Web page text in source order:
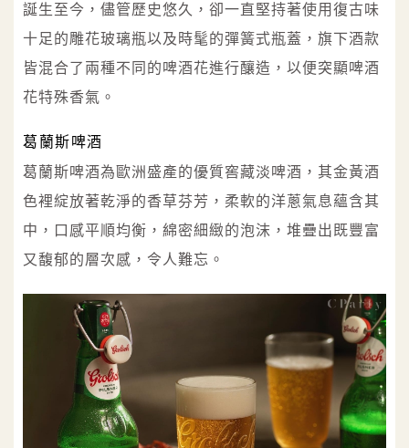
誕生至今，儘管歷史悠久，卻一直堅持著使用復古味
十足的雕花玻璃瓶以及時髦的彈簧式瓶蓋，旗下酒款
皆混合了兩種不同的啤酒花進行釀造，以便突顯啤酒
花特殊香氣。
葛蘭斯啤酒
葛蘭斯啤酒為歐洲盛產的優質窖藏淡啤酒，其金黃酒
色裡綻放著乾淨的香草芬芳，柔軟的洋蔥氣息蘊含其
中，口感平順均衡，綿密細緻的泡沫，堆疊出既豐富
又馥郁的層次感，令人難忘。